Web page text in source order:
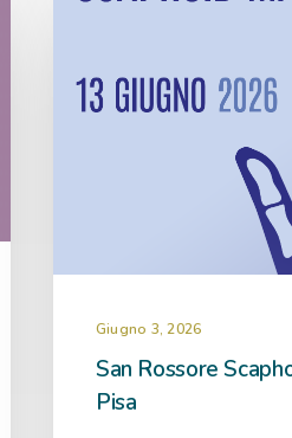
Giugno 3, 2026
San Rossore
Pisa